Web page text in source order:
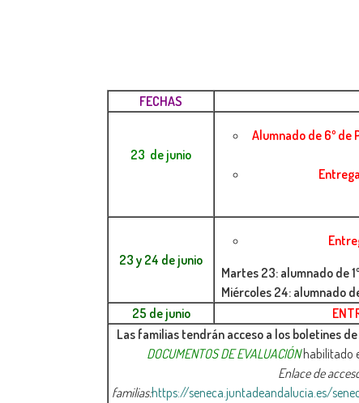
FECHAS
23 de junio
Alumnado de 6º de
23 y 24 de junio
Martes 23: alumnado de
Miércoles 24: alumnado
25 de junio
Las familias tendrán acceso a los boletines
DOCUMENTOS DE EVALUACIÓNhabilitado
Enlace de
familias:https://seneca.juntadeandalucia.es/